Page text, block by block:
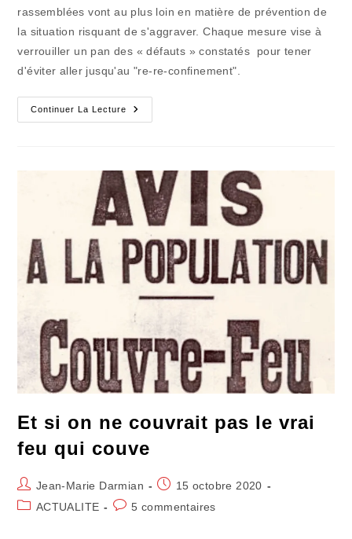
rassemblées vont au plus loin en matière de prévention de
la situation risquant de s'aggraver. Chaque mesure vise à
verrouiller un pan des « défauts » constatés pour tener
d'éviter aller jusqu'au "re-re-confinement".
Continuer La Lecture
La
Stratégie
Ou
Presque
Et si on ne couvrait pas le vrai
feu qui couve
Auteur/autrice
de
Jean-Marie Darmian
Publication
publiée :
15 octobre 2020
PostACTUALITE
Commentaires
5 commentaires